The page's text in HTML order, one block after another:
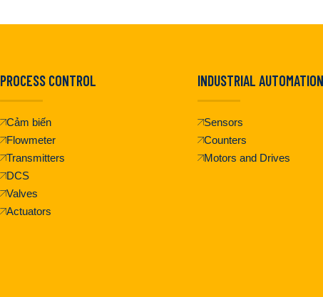
PROCESS CONTROL
Cảm biến
Flowmeter
Transmitters
DCS
Valves
Actuators
INDUSTRIAL AUTOMATION
Sensors
Counters
Motors and Drives